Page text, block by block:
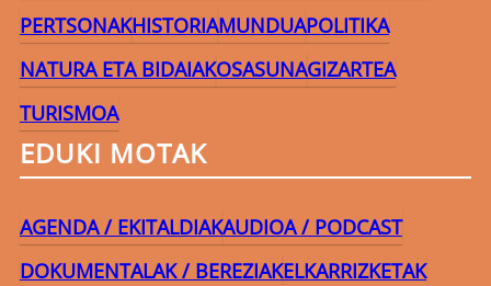
PERTSONAKHISTORIAMUNDUAPOLITIKA
NATURA ETA BIDAIAKOSASUNAGIZARTEA
TURISMOA
EDUKI MOTAK
AGENDA / EKITALDIAKAUDIOA / PODCAST
DOKUMENTALAK / BEREZIAKELKARRIZKETAK